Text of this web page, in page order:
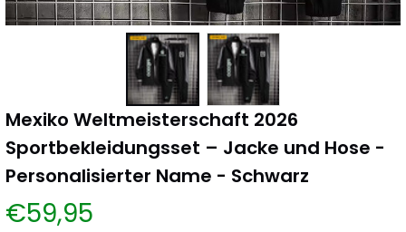
Mexiko Weltmeisterschaft 2026
Sportbekleidungsset – Jacke und Hose -
Personalisierter Name - Schwarz
€59,95